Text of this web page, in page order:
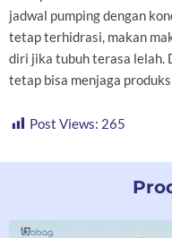
jadwal pumping dengan
tetap terhidrasi, makan
diri jika tubuh terasa lelah.
tetap bisa menjaga
Post Views: 265